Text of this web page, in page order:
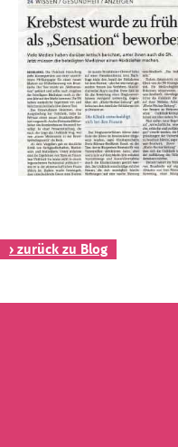
Mitglied werden
Kontakt
› zurück zu Blog